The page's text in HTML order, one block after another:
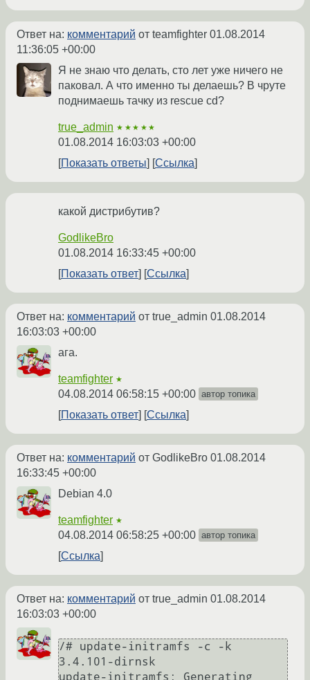
Ответ на: комментарий от teamfighter 01.08.2014
11:36:05 +00:00
Я не знаю что делать, сто лет уже ничего не
паковал. А что именно ты делаешь? В чруте
поднимаешь тачку из rescue cd?
true_admin ★★★★★
01.08.2014 16:03:03 +00:00
Показать ответы
Ссылка
какой дистрибутив?
GodlikeBro
01.08.2014 16:33:45 +00:00
Показать ответ
Ссылка
Ответ на: комментарий от true_admin 01.08.2014
16:03:03 +00:00
ага.
teamfighter ★
04.08.2014 06:58:15 +00:00 автор топика
Показать ответ Ссылка
Ответ на: комментарий от GodlikeBro 01.08.2014
16:33:45 +00:00
Debian 4.0
teamfighter ★
04.08.2014 06:58:25 +00:00 автор топика
Ссылка
Ответ на: комментарий от true_admin 01.08.2014
16:03:03 +00:00
/# update-initramfs -c -k
3.4.101-dirnsk
update-initramfs: Generating